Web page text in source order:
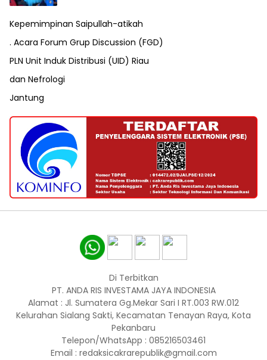
Kepemimpinan Saipullah-atikah
. Acara Forum Grup Discussion (FGD)
PLN Unit Induk Distribusi (UID) Riau
dan Nefrologi
Jantung
Di Terbitkan
PT. ANDA RIS INVESTAMA JAYA INDONESIA
Alamat : Jl. Sumatera Gg.Mekar Sari I RT.003 RW.012
Kelurahan Sialang Sakti, Kecamatan Tenayan Raya, Kota
Pekanbaru
Telepon/WhatsApp : 085216503461
Email : redaksicakrarepublik@gmail.com